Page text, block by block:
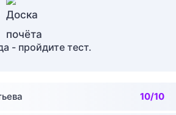
- пройдите тест.
10/10